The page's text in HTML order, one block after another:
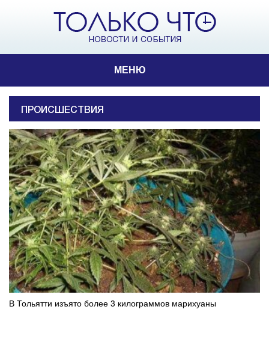
МЕНЮ
ПРОИСШЕСТВИЯ
В Тольятти изъято более 3 килограммов марихуаны